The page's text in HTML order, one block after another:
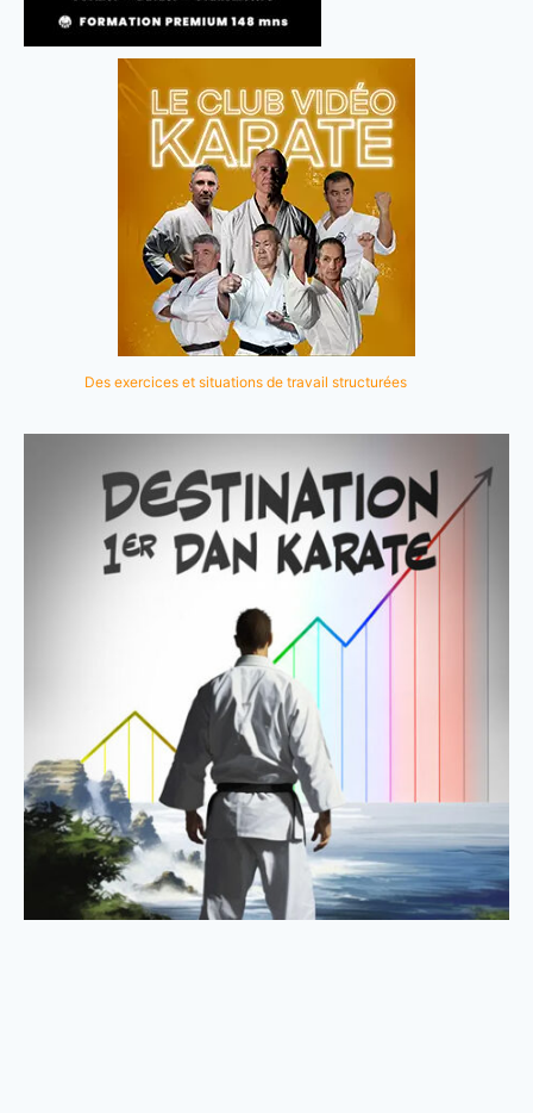
Des exercices et situations de travail structurées